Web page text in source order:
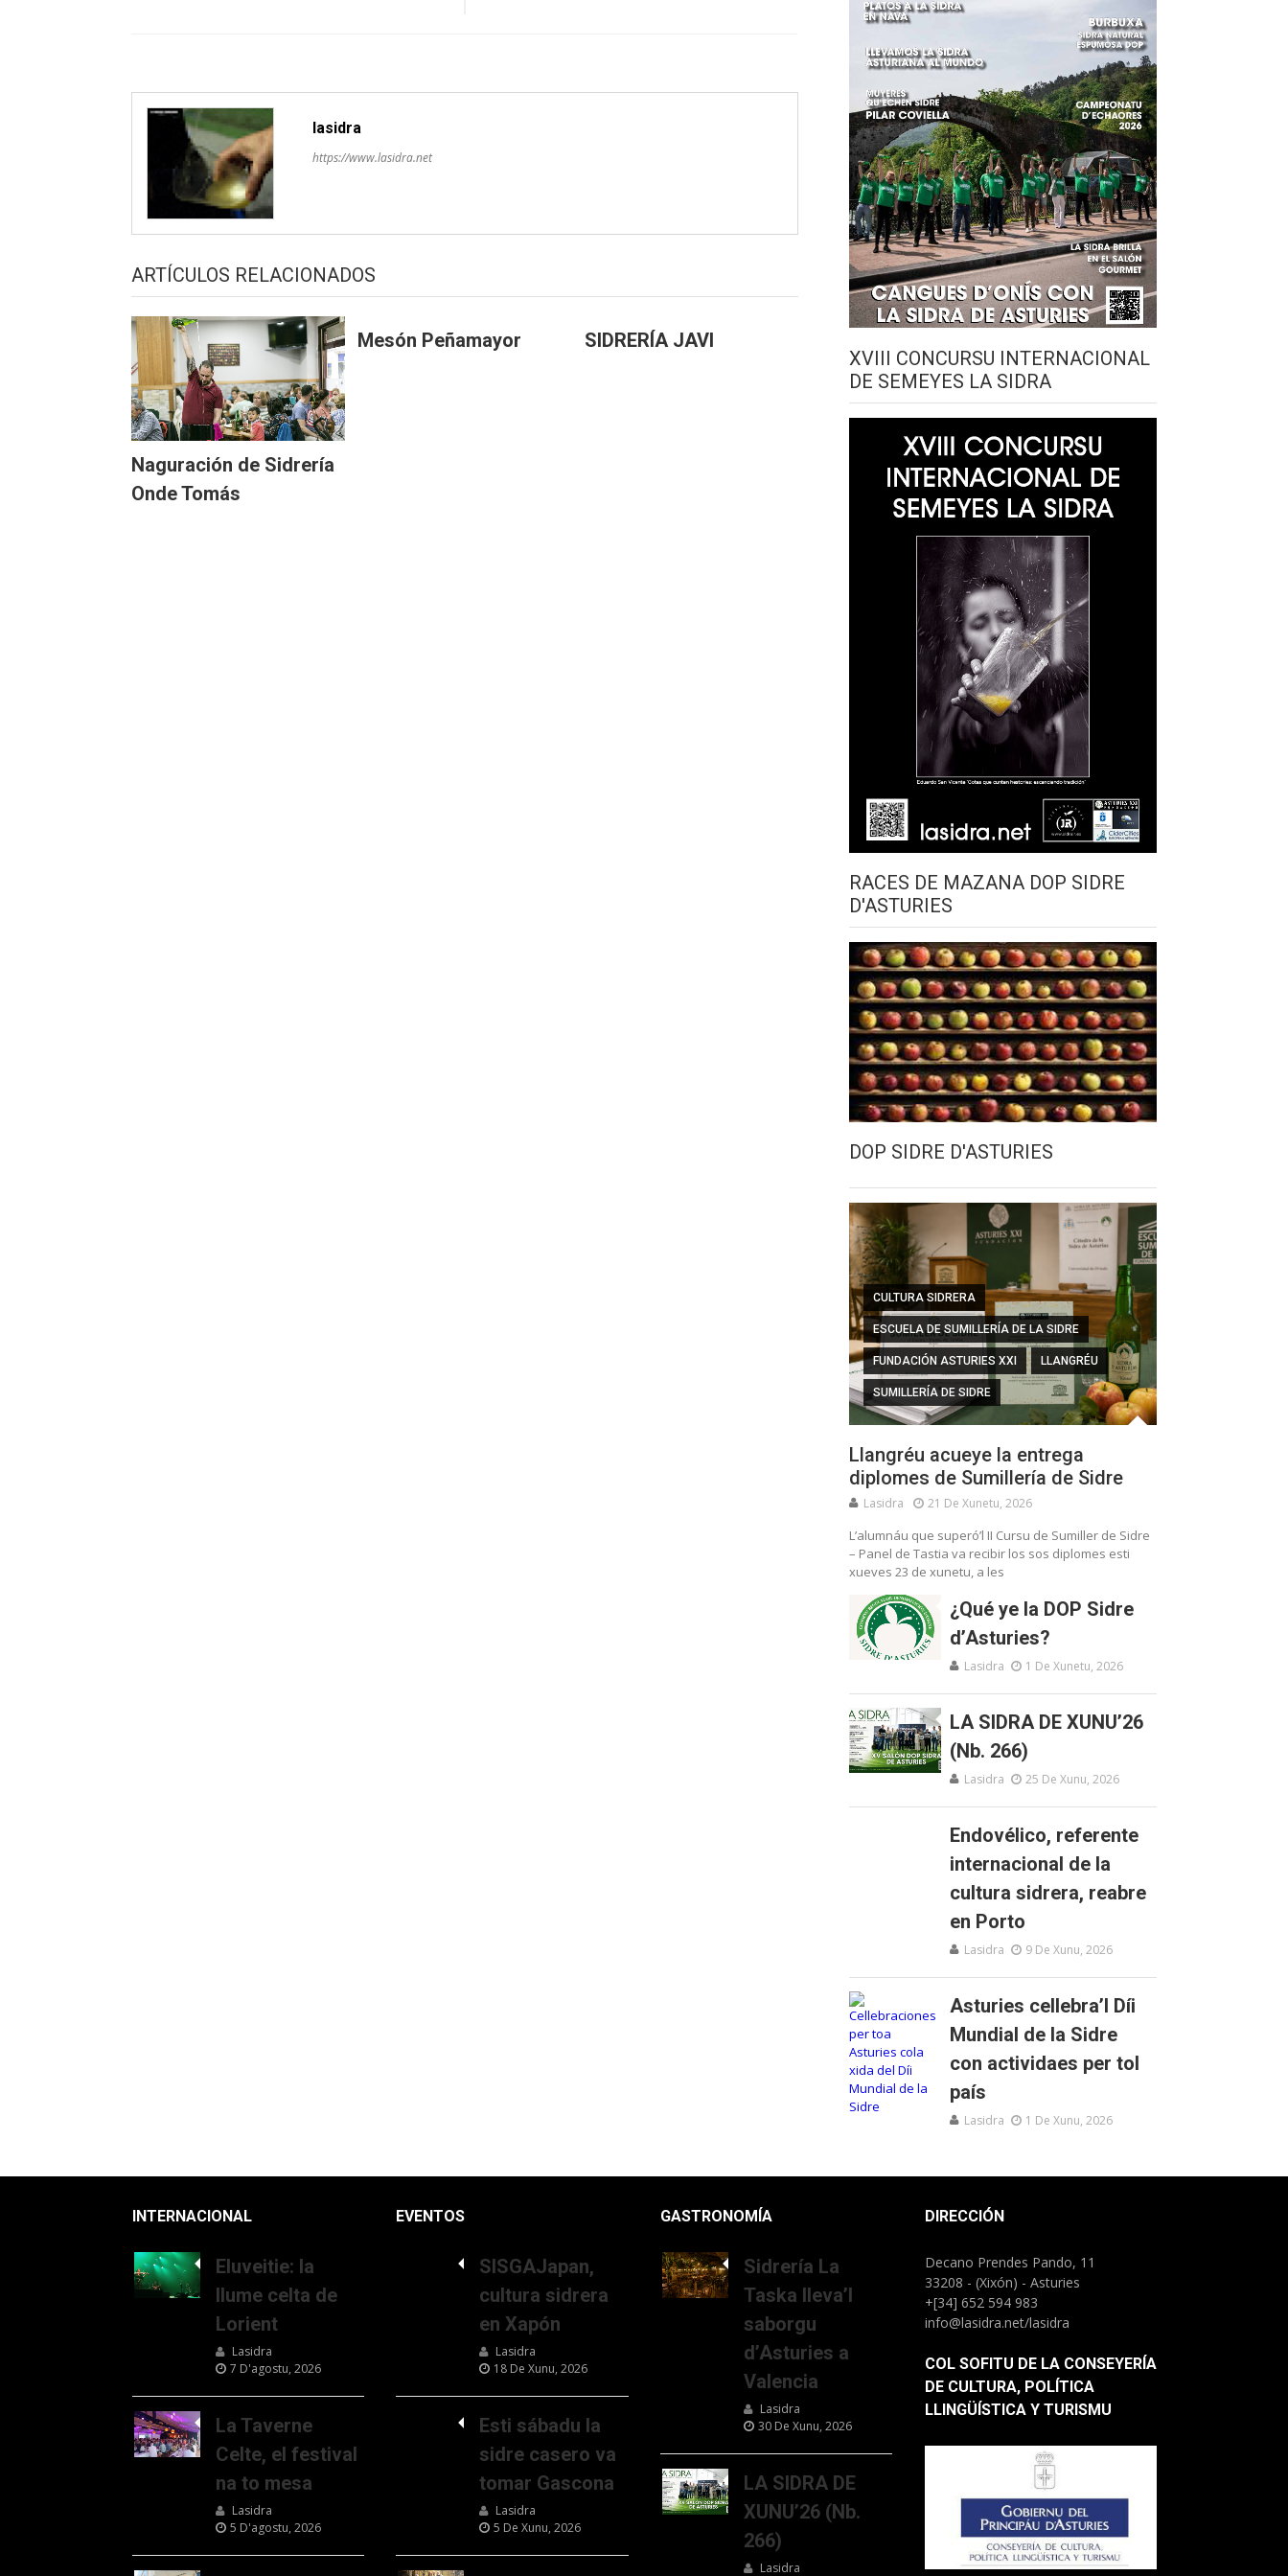
lasidra
https://www.lasidra.net
ARTÍCULOS RELACIONADOS
Naguración de Sidrería
Onde Tomás
Mesón Peñamayor SIDRERÍA JAVI
XVIII CONCURSU INTERNACIONAL
DE SEMEYES LA SIDRA
RACES DE MAZANA DOP SIDRE
D'ASTURIES
DOP SIDRE D'ASTURIES
CULTURA SIDRERA
ESCUELA DE SUMILLERÍA DE LA SIDRE
FUNDACIÓN ASTURIES XXI LLANGRÉU
SUMILLERÍA DE SIDRE
Llangréu acueye la entrega
diplomes de Sumillería de Sidre
Lasidra 21 De Xunetu, 2026
L’alumnáu que superó’l II Cursu de Sumiller de Sidre
– Panel de Tastia va recibir los sos diplomes esti
xueves 23 de xunetu, a les
¿Qué ye la DOP Sidre
d’Asturies?
Lasidra 1 De Xunetu, 2026
LA SIDRA DE XUNU’26
(Nb. 266)
Lasidra 25 De Xunu, 2026
Endovélico, referente
internacional de la
cultura sidrera, reabre
en Porto
Lasidra 9 De Xunu, 2026
Asturies cellebra’l Díi
Mundial de la Sidre
con actividaes per tol
país
Lasidra 1 De Xunu, 2026
INTERNACIONAL
Eluveitie: la
llume celta de
Lorient
Lasidra
7 D'agostu, 2026
La Taverne
Celte, el festival
na to mesa
Lasidra
5 D'agostu, 2026
EVENTOS
SISGAJapan,
cultura sidrera
en Xapón
Lasidra
18 De Xunu, 2026
Esti sábadu la
sidre casero va
tomar Gascona
Lasidra
5 De Xunu, 2026
GASTRONOMÍA
Sidrería La
Taska lleva’l
saborgu
d’Asturies a
Valencia
Lasidra
30 De Xunu, 2026
LA SIDRA DE
XUNU’26 (Nb.
266)
Lasidra
DIRECCIÓN
Decano Prendes Pando, 11
33208 - (Xixón) - Asturies
+[34] 652 594 983
info@lasidra.net/lasidra
COL SOFITU DE LA CONSEYERÍA
DE CULTURA, POLÍTICA
LLINGÜÍSTICA Y TURISMU